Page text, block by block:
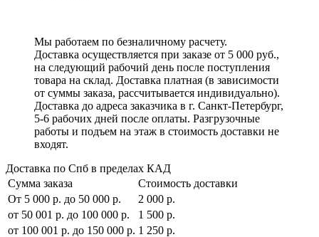
Мы работаем по безналичному расчету.
Доставка осуществляется при заказе от 5 000 руб.,
на следующий рабочий день после поступления
товара на склад. Доставка платная (в зависимости
от суммы заказа, рассчитывается индивидуально).
Доставка до адреса заказчика в г. Санкт-Петербург,
5-6 рабочих дней после оплаты. Разгрузочные
работы и подъем на этаж в стоимость доставки не
входят.
Доставка по Спб в пределах КАД
Сумма заказа
Стоимость доставки
От 5 000 р. до 50 000 р.
2 000 р.
от 50 001 р. до 100 000 р.
1 500 р.
от 100 001 р. до 150 000 р. 1 250 р.